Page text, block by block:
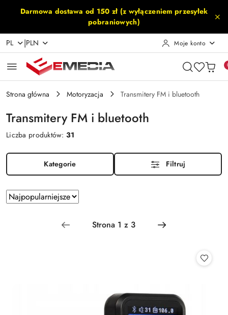
Przejdź do treści głównej
Przejdź do wyszukiwarki
Przejdź do moje konto
Przejdź do menu głównego
Przejdź do stopki
Darmowa dostawa od 150 zł (z wyłączeniem przesyłek
pobraniowych)
PL |PLN Moje konto
Strona główna Motoryzacja Transmitery FM i bluetooth
Transmitery FM i bluetooth
Liczba produktów:31
Kategorie Filtruj
Zastosowano
sortowanie:
Najpopularniejsze.
Sortuj
według